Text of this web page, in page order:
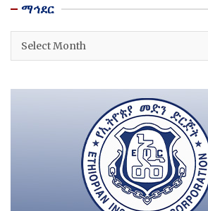
ማኅደር
ማኅደር